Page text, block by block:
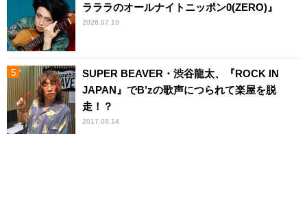
ラララのオールナイトニッポン0(ZERO)』
2026.07.19
SUPER BEAVER・渋谷龍太、『ROCK IN
JAPAN』でB’zの歌声につられて楽屋を脱
走！？
2017.08.14